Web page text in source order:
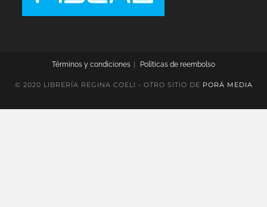
Términos y condiciones Políticas de reembolso
© 2020 LIBRERÍA REGINA COELI - OTRO SITIO DE PORÁ MEDIA